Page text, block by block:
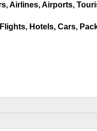
Airlines, Airports,
Hotels, Cars,